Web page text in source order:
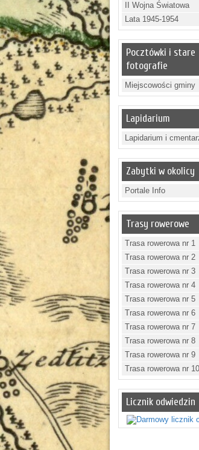
II Wojna Światowa
Lata 1945-1954
Pocztówki i stare
fotografie
Miejscowości gminy
Lapidarium
Lapidarium i
Zabytki w okolicy
Portale Info
Trasy rowerowe
Trasa rowerowa nr 1
Trasa rowerowa nr 2
Trasa rowerowa nr 3
Trasa rowerowa nr 4
Trasa rowerowa nr 5
Trasa rowerowa nr 6
Trasa rowerowa nr 7
Trasa rowerowa nr 8
Trasa rowerowa nr 9
Trasa rowerowa nr 10
Licznik odwiedzin